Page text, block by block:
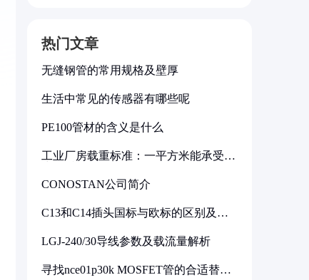
热门文章
无缝钢管的常用规格及壁厚
生活中常见的传感器有哪些呢
PE100管材的含义是什么
工业厂房载重标准：一平方米能承受多
CONOSTAN公司简介
C13和C14插头国标与欧标的区别及其
LGJ-240/30导线参数及载流量解析
寻找nce01p30k MOSFET管的合适替代